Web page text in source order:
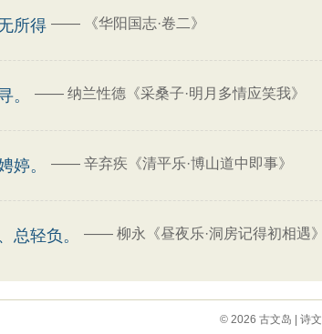
所得 —— 《华阳国志·卷二》
。 —— 纳兰性德《采桑子·明月多情应笑我》
婷。 —— 辛弃疾《清平乐·博山道中即事》
总轻负。 —— 柳永《昼夜乐·洞房记得初相遇》
© 2026 古文岛 诗文